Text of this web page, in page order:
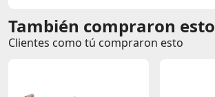
También compraron esto
Clientes como tú compraron esto